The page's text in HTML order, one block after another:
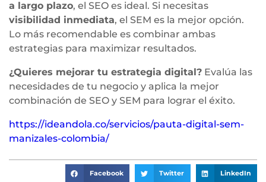
a largo plazo, el SEO es ideal. Si necesitas
visibilidad inmediata, el SEM es la mejor opción.
Lo más recomendable es combinar ambas
estrategias para maximizar resultados.
¿Quieres mejorar tu estrategia digital? Evalúa las
necesidades de tu negocio y aplica la mejor
combinación de SEO y SEM para lograr el éxito.
https://ideandola.co/servicios/pauta-digital-sem-
manizales-colombia/
Facebook Twitter LinkedIn